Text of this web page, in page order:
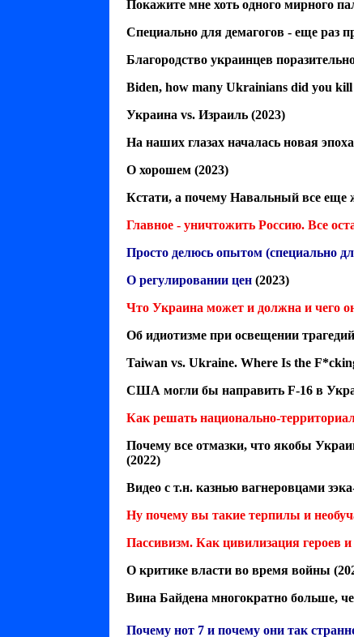
Покажите мне хоть одного мирного
Специально для демагогов - еще
Благородство украинцев
Biden, how many Ukrainians did you kill
Украина vs. Израиль(2023)
На наших глазах началась новая эпоха
О хорошем(2023)
Кстати, а почему Навальный все еще
Главное - уничтожить Россию. Все
Просто делюсь опытом (специально
О регулировании цен(2023)
Что Украина может и должна и чего
Об идиотизме при освещении
Taiwan vs. Ukraine. Where Is the
США могли бы направить F-16 в
Как решать национально-
Почему все отмазки, что якобы
(2022)
Видео с т.н. казнью вагнеровцами
Ну почему вы такие терпилы и
Пассивизм. Как цивилизация героев
О критике власти во время войны
Вина Байдена многократно больше,
Почему нот 7 и почему они так